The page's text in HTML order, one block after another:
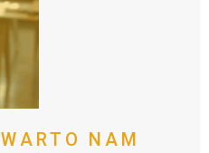
WARTO NAM